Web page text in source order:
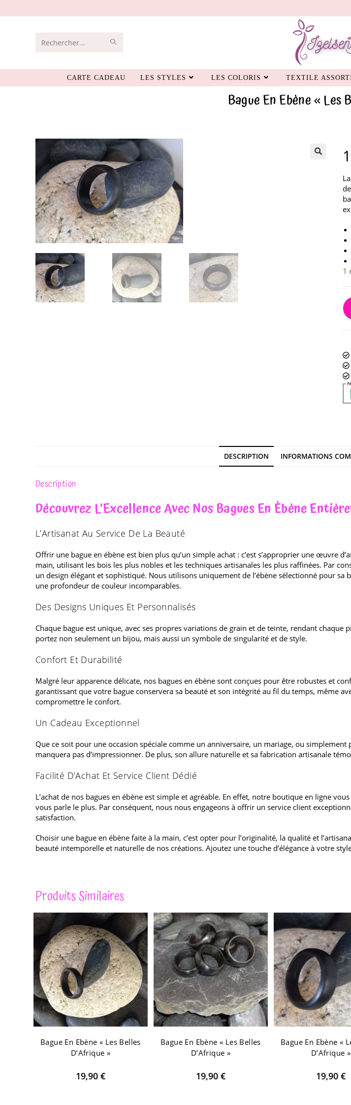
Rechercher
CARTE CADEAU LES STYLES LES COLORIS TEXTILE
Bague En Ebène « Les
1
DESCRIPTION INFORMATIONS
Description
Découvrez L’Excellence Avec Nos Bagues En Ébène
L’Artisanat Au Service De La Beauté
Offrir une bague en ébène est bien plus qu’un simple achat : c’est s’approprier une œuvre
main, utilisant les bois les plus nobles et les techniques artisanales les plus raffinées. Par
un design élégant et sophistiqué. Nous utilisons uniquement de l’ébène sélectionné pour
une profondeur de couleur incomparables.
Des Designs Uniques Et Personnalisés
Chaque bague est unique, avec ses propres variations de grain et de teinte, rendant
portez non seulement un bijou, mais aussi un symbole de singularité et de style.
Confort Et Durabilité
Malgré leur apparence délicate, nos bagues en ébène sont conçues pour être robustes et
garantissant que votre bague conservera sa beauté et son intégrité au fil du temps, même
compromettre le confort.
Un Cadeau Exceptionnel
Que ce soit pour une occasion spéciale comme un anniversaire, un mariage, ou
manquera pas d’impressionner. De plus, son allure naturelle et sa fabrication artisanale
Facilité D’Achat Et Service Client Dédié
L’achat de nos bagues en ébène est simple et agréable. En effet, notre boutique en ligne
vous parle le plus. Par conséquent, nous nous engageons à offrir un service client
satisfaction.
Choisir une bague en ébène faite à la main, c’est opter pour l’originalité, la qualité et
beauté intemporelle et naturelle de nos créations. Ajoutez une touche d’élégance à votre
Produits Similaires
Bague En Ebène « Les Belles
D’Afrique »
19,90 €
Bague En Ebène « Les Belles
D’Afrique »
19,90 €
Bague En Ebène «
D’Afrique »
19,90 €